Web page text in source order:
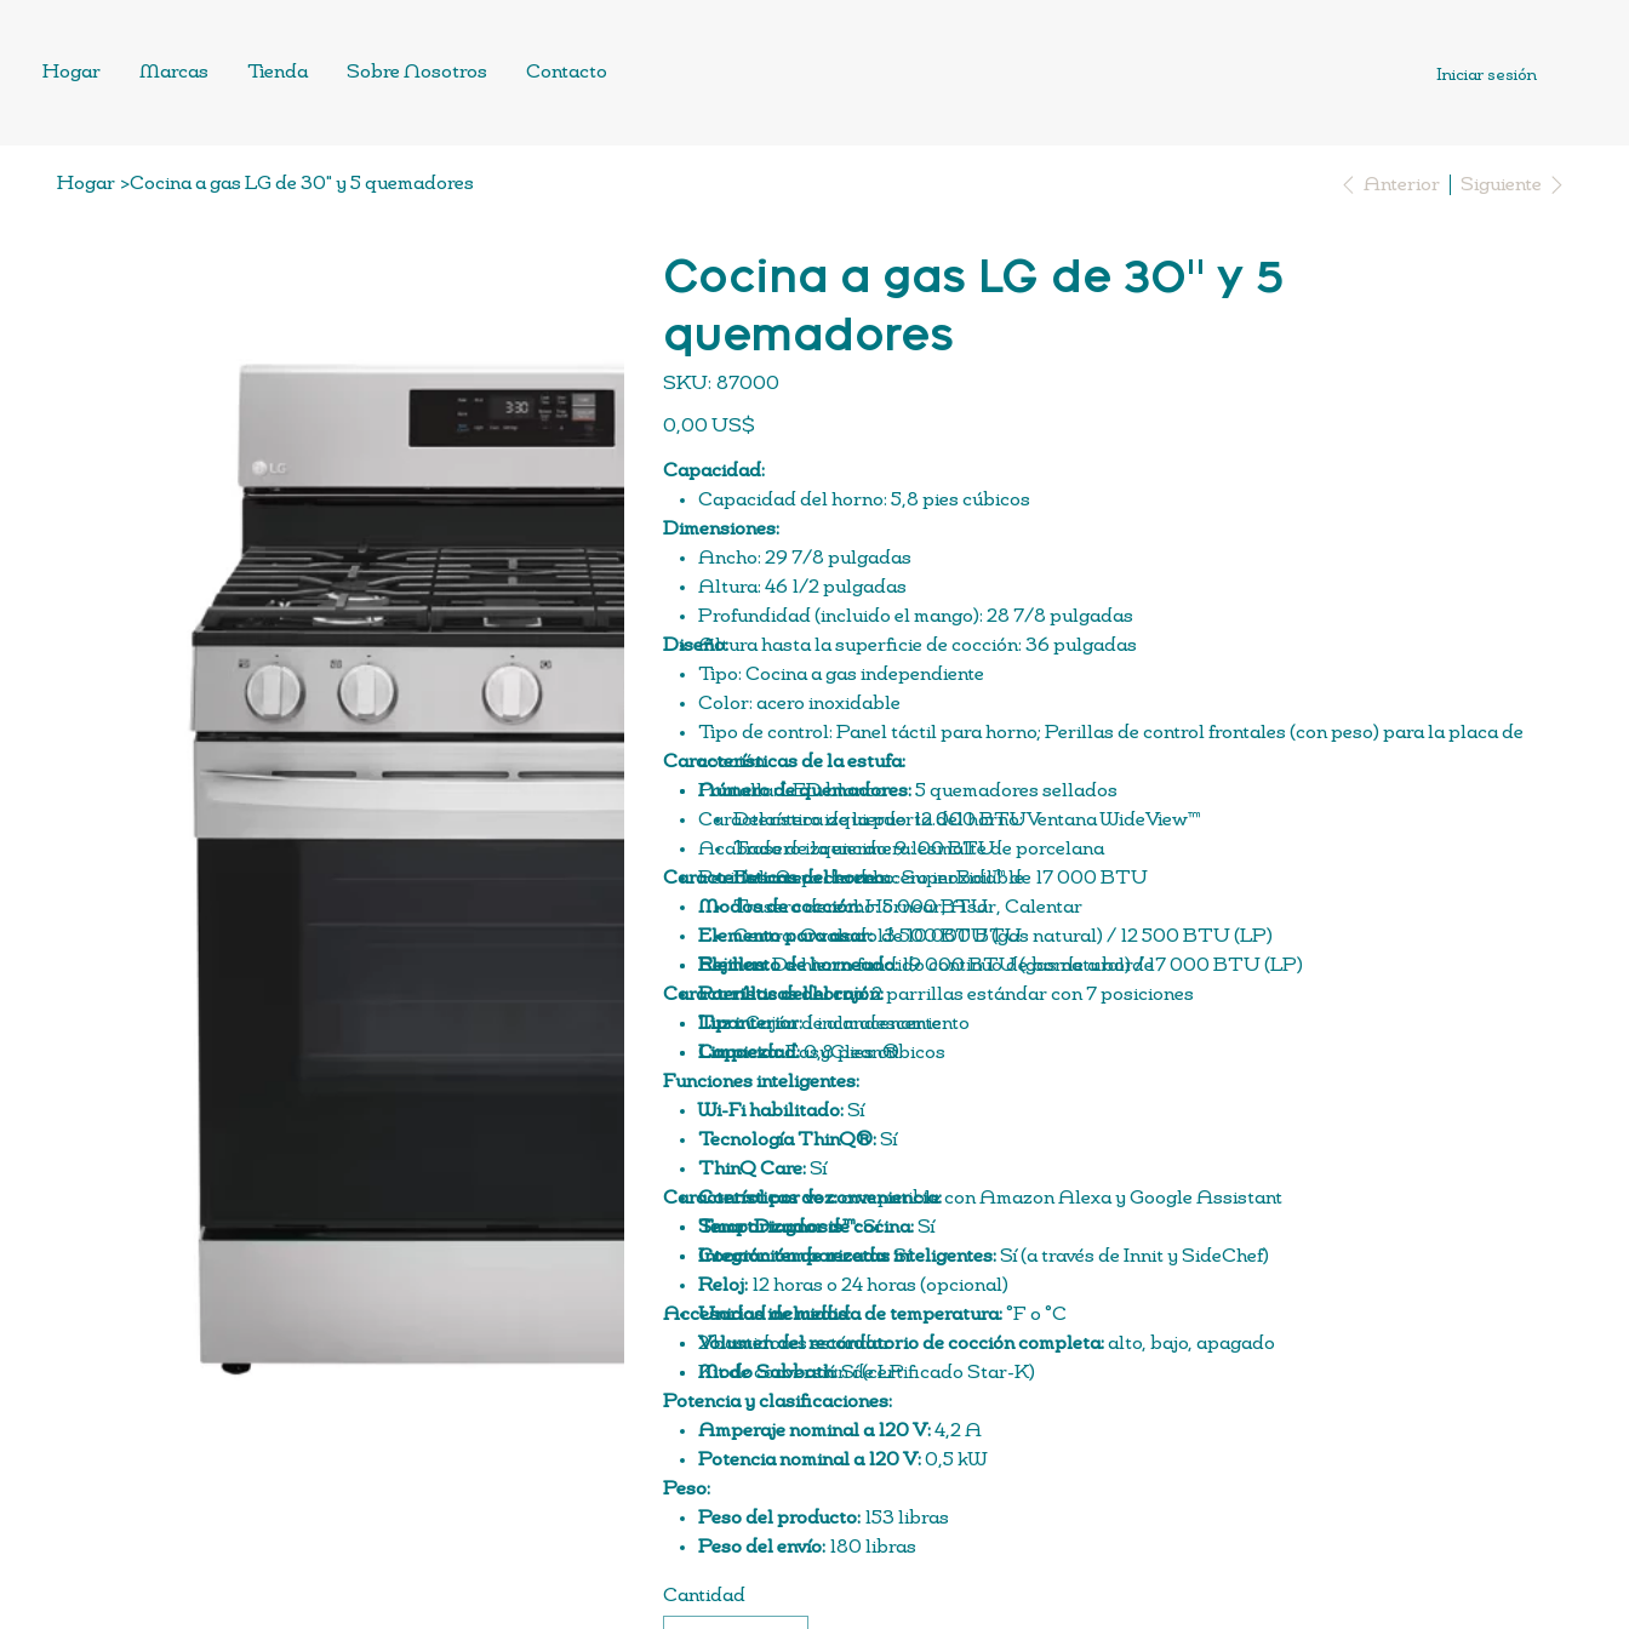
Hogar Marcas Tienda Sobre Nosotros Contacto Iniciar sesión
Hogar >Cocina a gas LG de 30" y 5 quemadores Anterior Siguiente
Cocina a gas LG de 30" y 5
quemadores
SKU: SKU
87000
87000
Precio
0,00 US$
Capacidad:
Capacidad del horno: 5,8 pies cúbicos
Dimensiones:
Ancho: 29 7/8 pulgadas
Altura: 46 1/2 pulgadas
Profundidad (incluido el mango): 28 7/8 pulgadas
Altura hasta la superficie de cocción: 36 pulgadas
Diseño:
Tipo: Cocina a gas independiente
Color: acero inoxidable
Tipo de control: Panel táctil para horno; Perillas de control frontales (con peso) para la placa de
cocción
Pantalla: LED blanco
Característica de la puerta del horno: Ventana WideView™
Acabado de la encimera: esmalte de porcelana
Perillas: Aspecto de acero inoxidable
Características de la estufa:
Número de quemadores:5 quemadores sellados
Delantero izquierdo: 12.000 BTU
Trasero izquierdo: 9.100 BTU
Delantero derecho: SuperBoil™ de 17 000 BTU
Trasero derecho: 5.000 BTU
Centro: Ovalado de 10.000 BTU
Rejillas:De hierro fundido continuo de borde a borde
Características del horno:
Modos de cocción:Hornear, Asar, Calentar
Elemento para asar:13 500 BTU (gas natural) / 12 500 BTU (LP)
Elemento de horneado:19 000 BTU (gas natural) / 17 000 BTU (LP)
Parrillas del horno:2 parrillas estándar con 7 posiciones
Luz interior:1 incandescente
Limpieza:EasyClean®
Características del cajón:
Tipo:Cajón de almacenamiento
Capacidad:0,8 pies cúbicos
Funciones inteligentes:
Wi-Fi habilitado:Sí
Tecnología ThinQ®:Sí
ThinQ Care:Sí
Control por voz:compatible con Amazon Alexa y Google Assistant
SmartDiagnosis™:Sí
Integración de recetas inteligentes:Sí (a través de Innit y SideChef)
Características de conveniencia:
Temporizador de cocina:Sí
Cocción temporizada:Sí
Reloj:12 horas o 24 horas (opcional)
Unidad de medida de temperatura:˚F o ˚C
Volumen del recordatorio de cocción completa:alto, bajo, apagado
Modo Sabbath:Sí (certificado Star-K)
Accesorios incluidos:
2 bastidores estándar
Kit de conversión de LP
Potencia y clasificaciones:
Amperaje nominal a 120 V:4,2 A
Potencia nominal a 120 V:0,5 kW
Peso:
Peso del producto:153 libras
Peso del envío:180 libras
Cantidad